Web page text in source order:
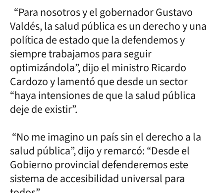
“Para nosotros y el gobernador Gustavo
Valdés, la salud pública es un derecho y una
política de estado que la defendemos y
siempre trabajamos para seguir
optimizándola”, dijo el ministro Ricardo
Cardozo y lamentó que desde un sector
“haya intensiones de que la salud pública
deje de existir”.
“No me imagino un país sin el derecho a la
salud pública”, dijo y remarcó: “Desde el
Gobierno provincial defenderemos este
sistema de accesibilidad universal para